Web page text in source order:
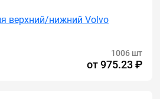
верхний/нижний Volvo
1006 шт
от975.23 ₽